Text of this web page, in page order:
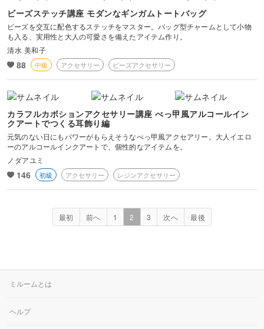
ビーズステッチ講座 モダンなギンガムトートバッグ
ビーズを交互に配色するステッチをマスター。バッグ型チャームとして小物
も入る、実用性と大人の可愛さを備えたアイテム作り。
清水 美和子
88 中級 アクセサリー ビーズアクセサリー
カラフルカボションアクセサリー講座 べっ甲風アルコールイン
クアートでつくる耳飾り編
元気のない日にもパワーがもらえそうなべっ甲風アクセアリー。大人イエロ
ーのアルコールインクアートで、個性的なアイテムを。
ノダアユミ
146 初級 アクセサリー レジンアクセサリー
最初 前へ 1 2 3 次へ 最後
ミルームとは
ヘルプ